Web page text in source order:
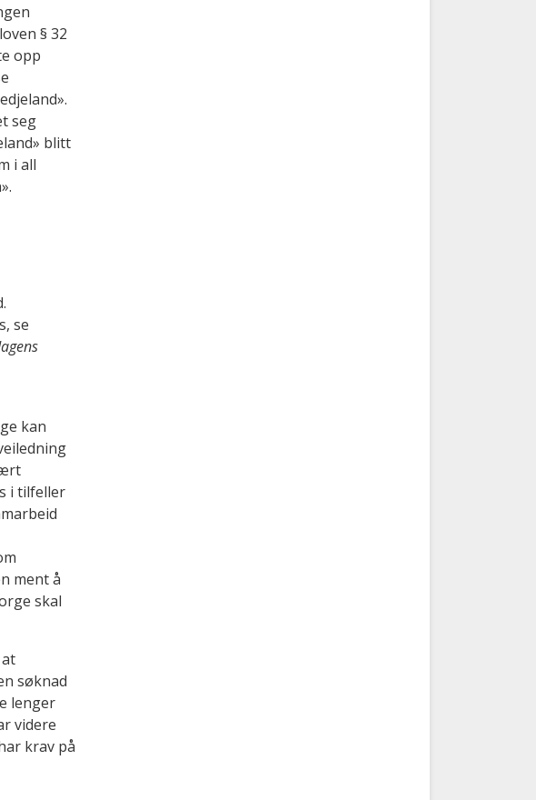
§ 32
opp
seg
blitt
i all
se
kan
i tilfeller
ment å
skal
søknad
lenger
videre
krav på